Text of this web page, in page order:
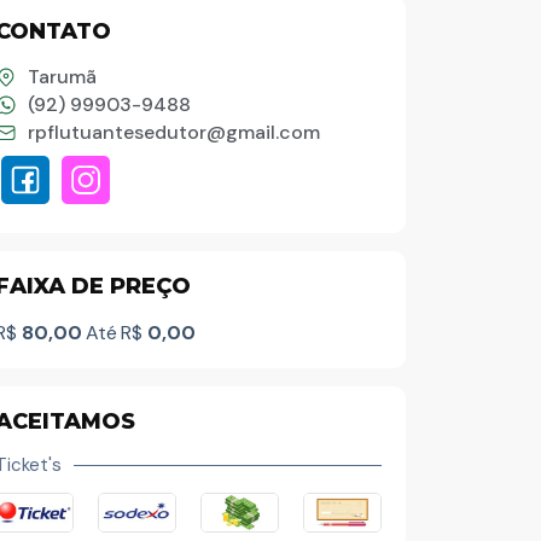
Tarumã
(92) 99903-9488
rpflutuantesedutor@gmail.com
DE PREÇO
80,00AtéR$ 0,00
Abrasel Amazonas